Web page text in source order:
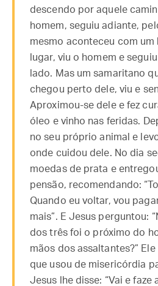
descendo por aquele
homem, seguiu adiante,
mesmo aconteceu com um
lugar, viu o homem e
lado. Mas um samaritano
chegou perto dele, viu e
Aproximou-se dele e fez
óleo e vinho nas feridas.
no seu próprio animal e
onde cuidou dele. No dia
moedas de prata e
pensão, recomendando:
Quando eu voltar, vou
mais”. E Jesus perguntou:
dos três foi o próximo do
mãos dos assaltantes?”
que usou de misericórdia
Jesus lhe disse: “Vai e faze